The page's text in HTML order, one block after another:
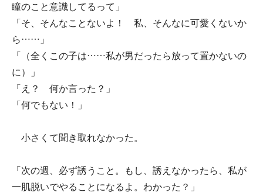
瞳のこと意識してるって」
「そ、そんなことないよ！ 私、そんなに可愛くないか
ら……」
「（全くこの子は……私が男だったら放って置かないの
に）」
「え？ 何か言った？」
「何でもない！」
小さくて聞き取れなかった。
「次の週、必ず誘うこと。もし、誘えなかったら、私が
一肌脱いでやることになるよ。わかった？」